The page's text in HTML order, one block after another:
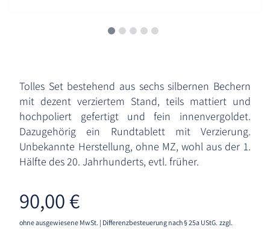
Tolles Set bestehend aus sechs silbernen Bechern
mit dezent verziertem Stand, teils mattiert und
hochpoliert gefertigt und fein innenvergoldet.
Dazugehörig ein Rundtablett mit Verzierung.
Unbekannte Herstellung, ohne MZ, wohl aus der 1.
Hälfte des 20. Jahrhunderts, evtl. früher.
90,00€
ohne ausgewiesene MwSt. | Differenzbesteuerung nach § 25a UStG. zzgl.